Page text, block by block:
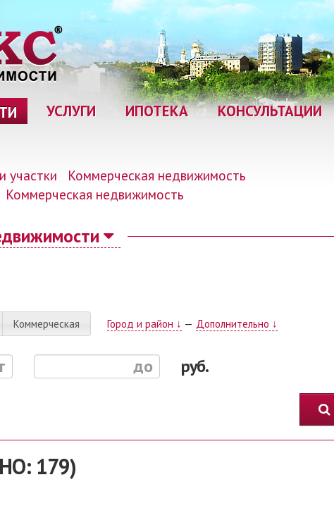
УСЛУГИ ИПОТЕКА КОНСУЛЬТАЦИИ
участки
Коммерческая недвижимость
Коммерческая недвижимость
Коммерческая Город и район ↓ — Дополнительно ↓
руб.
179)